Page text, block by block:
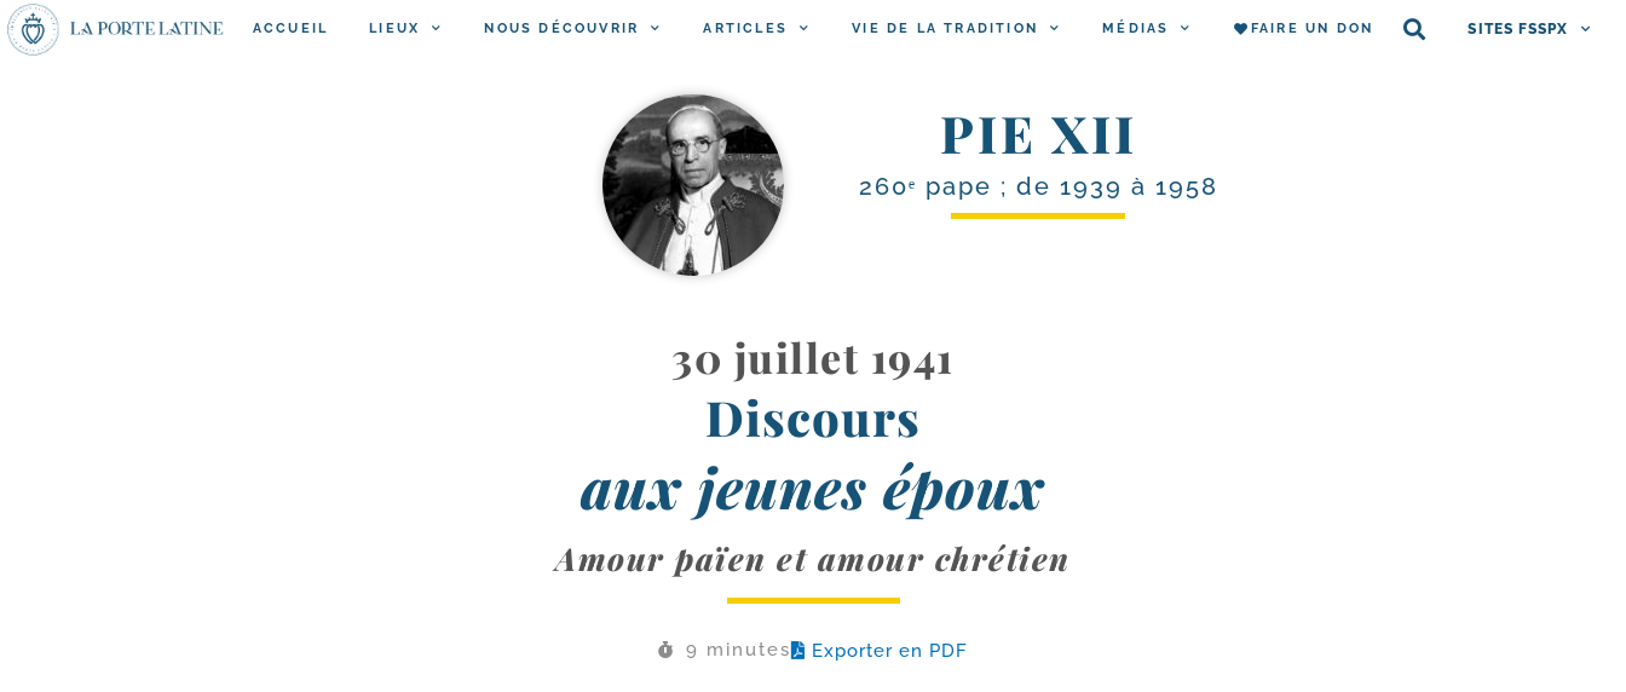
ACCUEIL LIEUX NOUS DÉCOUVRIR ARTICLES VIE DE LA TRADITION MÉDIAS FAIRE UN DON SITES FSSPX
PIE XII
260ᵉ pape ; de 1939 à 1958
30 juillet 1941
Discours
aux jeunes époux
Amour païen et amour chrétien
9 minutes Exporter en PDF